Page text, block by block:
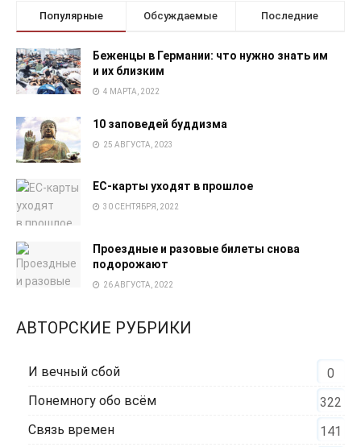
Популярные Обсуждаемые Последние
Беженцы в Германии: что нужно знать им
и их близким
4 МАРТА, 2022
10 заповедей буддизма
25 АВГУСТА, 2023
EC-карты уходят в прошлое
30 СЕНТЯБРЯ, 2022
Проездные и разовые билеты снова
подорожают
26 АВГУСТА, 2022
АВТОРСКИЕ РУБРИКИ
И вечный сбой
0
Понемногу обо всём
322
Связь времен
141